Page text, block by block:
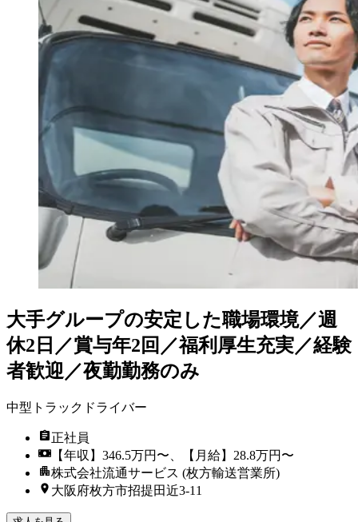
大手グループの安定した職場環境／週
休2日／賞与年2回／福利厚生充実／経験
者歓迎／夜勤勤務のみ
中型トラックドライバー
正社員
【年収】346.5万円〜、【月給】28.8万円〜
株式会社流通サービス (枚方輸送営業所)
大阪府枚方市招提田近3-11